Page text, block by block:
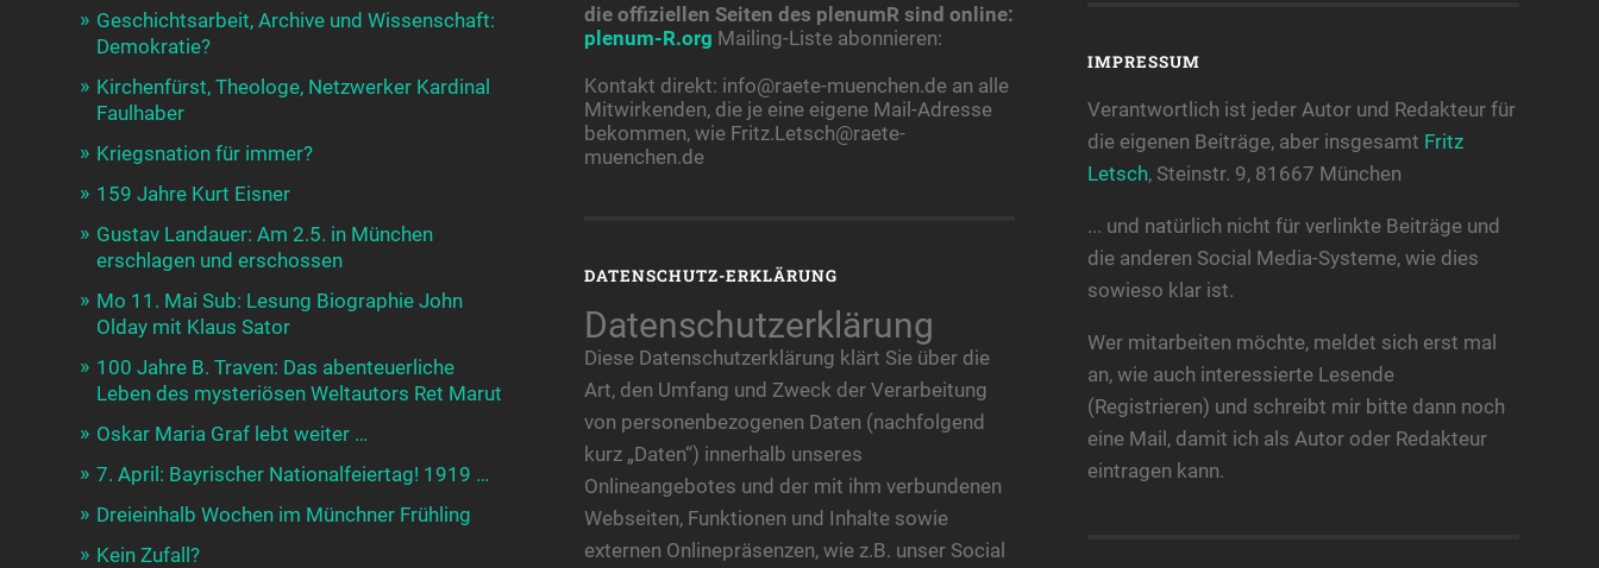
Geschichtsarbeit, Archive und Wissenschaft:
Demokratie?
Kirchenfürst, Theologe, Netzwerker Kardinal
Faulhaber
Kriegsnation für immer?
159 Jahre Kurt Eisner
Gustav Landauer: Am 2.5. in München
erschlagen und erschossen
Mo 11. Mai Sub: Lesung Biographie John
Olday mit Klaus Sator
100 Jahre B. Traven: Das abenteuerliche
Leben des mysteriösen Weltautors Ret Marut
Oskar Maria Graf lebt weiter …
7. April: Bayrischer Nationalfeiertag! 1919 …
Dreieinhalb Wochen im Münchner Frühling
Kein Zufall?
die offiziellen Seiten des plenumR sind online:
plenum-R.org Mailing-Liste abonnieren:
Kontakt direkt: info@raete-muenchen.de an alle
Mitwirkenden, die je eine eigene Mail-Adresse
bekommen, wie Fritz.Letsch@raete-
muenchen.de
DATENSCHUTZ-ERKLÄRUNG
Datenschutzerklärung
Diese Datenschutzerklärung klärt Sie über die
Art, den Umfang und Zweck der Verarbeitung
von personenbezogenen Daten (nachfolgend
kurz „Daten“) innerhalb unseres
Onlineangebotes und der mit ihm verbundenen
Webseiten, Funktionen und Inhalte sowie
externen Onlinepräsenzen, wie z.B. unser Social
IMPRESSUM
Verantwortlich ist jeder Autor und Redakteur für
die eigenen Beiträge, aber insgesamt Fritz
Letsch, Steinstr. 9, 81667 München
... und natürlich nicht für verlinkte Beiträge und
die anderen Social Media-Systeme, wie dies
sowieso klar ist.
Wer mitarbeiten möchte, meldet sich erst mal
an, wie auch interessierte Lesende
(Registrieren) und schreibt mir bitte dann noch
eine Mail, damit ich als Autor oder Redakteur
eintragen kann.